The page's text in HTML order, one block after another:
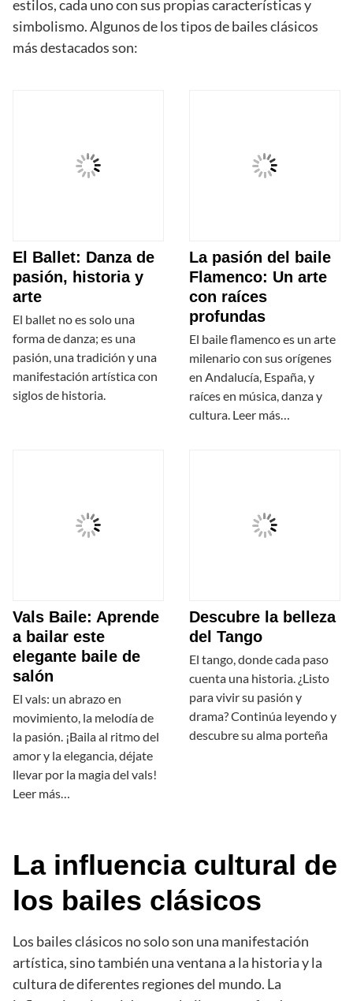
estilos, cada uno con sus propias características y
simbolismo. Algunos de los tipos de bailes clásicos
más destacados son:
El Ballet: Danza de
pasión, historia y
arte
El ballet no es solo una
forma de danza; es una
pasión, una tradición y una
manifestación artística con
siglos de historia.
La pasión del baile
Flamenco: Un arte
con raíces
profundas
El baile flamenco es un arte
milenario con sus orígenes
en Andalucía, España, y
raíces en música, danza y
cultura. Leer más…
Vals Baile: Aprende
a bailar este
elegante baile de
salón
El vals: un abrazo en
movimiento, la melodía de
la pasión. ¡Baila al ritmo del
amor y la elegancia, déjate
llevar por la magia del vals!
Leer más…
Descubre la belleza
del Tango
El tango, donde cada paso
cuenta una historia. ¿Listo
para vivir su pasión y
drama? Continúa leyendo y
descubre su alma porteña
La influencia cultural de
los bailes clásicos
Los bailes clásicos no solo son una manifestación
artística, sino también una ventana a la historia y la
cultura de diferentes regiones del mundo. La